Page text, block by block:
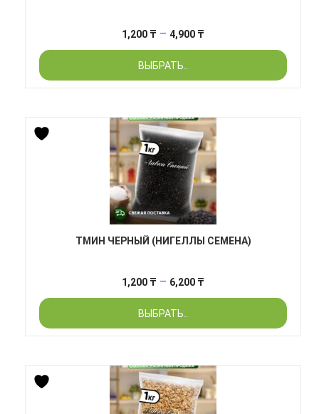
1,200 ₸ – 4,900 ₸
цен:
–
ВЫБРАТЬ..
ТМИН ЧЕРНЫЙ (НИГЕЛЛЫ СЕМЕНА)
1,200 ₸ – 6,200 ₸
цен:
–
ВЫБРАТЬ..